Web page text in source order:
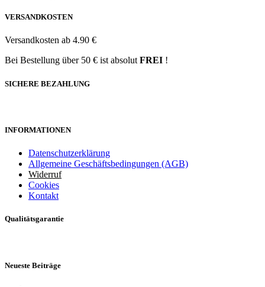
VERSANDKOSTEN
Versandkosten ab 4.90 €
Bei Bestellung über 50 € ist absolut FREI !
SICHERE BEZAHLUNG
INFORMATIONEN
Datenschutzerklärung
Allgemeine Geschäftsbedingungen (AGB)
Widerruf
Cookies
Kontakt
Qualitätsgarantie
Neueste Beiträge